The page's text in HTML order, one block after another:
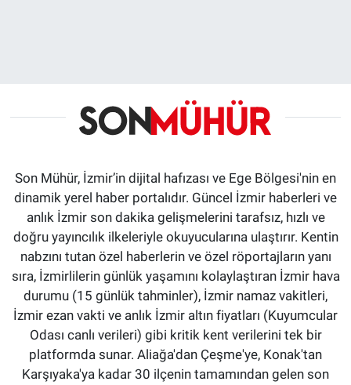
Son Mühür, İzmir’in dijital hafızası ve Ege Bölgesi'nin en
dinamik yerel haber portalıdır. Güncel İzmir haberleri ve
anlık İzmir son dakika gelişmelerini tarafsız, hızlı ve
doğru yayıncılık ilkeleriyle okuyucularına ulaştırır. Kentin
nabzını tutan özel haberlerin ve özel röportajların yanı
sıra, İzmirlilerin günlük yaşamını kolaylaştıran İzmir hava
durumu (15 günlük tahminler), İzmir namaz vakitleri,
İzmir ezan vakti ve anlık İzmir altın fiyatları (Kuyumcular
Odası canlı verileri) gibi kritik kent verilerini tek bir
platformda sunar. Aliağa'dan Çeşme'ye, Konak'tan
Karşıyaka'ya kadar 30 ilçenin tamamından gelen son